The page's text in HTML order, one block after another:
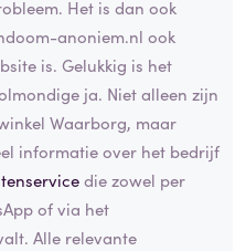
Het is dan ook
anoniem.nl ook
is. Gelukkig is het
ja. Niet alleen zijn
Waarborg, maar
informatie over het bedrijf
die zowel per
of via het
Alle relevante